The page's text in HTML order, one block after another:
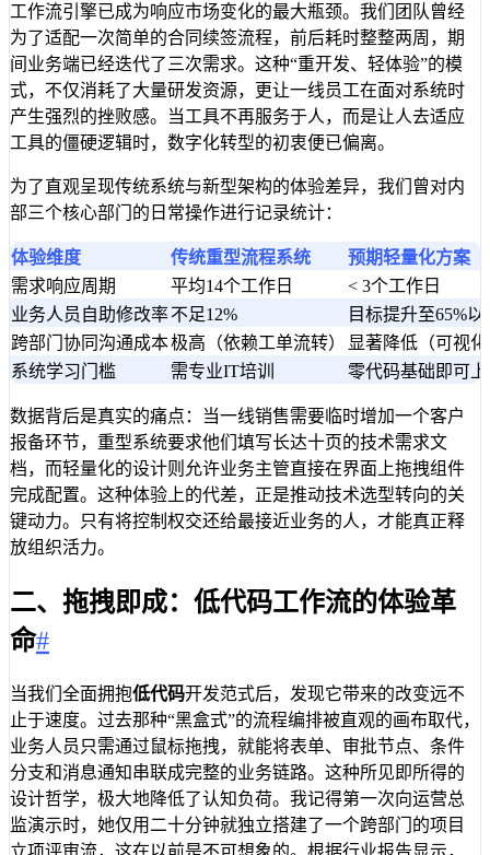
工作流引擎已成为响应市场变化的最大瓶颈。我们团队曾经
为了适配一次简单的合同续签流程，前后耗时整整两周，期
间业务端已经迭代了三次需求。这种“重开发、轻体验”的模
式，不仅消耗了大量研发资源，更让一线员工在面对系统时
产生强烈的挫败感。当工具不再服务于人，而是让人去适应
工具的僵硬逻辑时，数字化转型的初衷便已偏离。
为了直观呈现传统系统与新型架构的体验差异，我们曾对内
部三个核心部门的日常操作进行记录统计：
体验维度 传统重型流程系统
预期轻量化方案
需求响应周期
平均14个工作日
< 3个工作日
业务人员自助修改率不足12%
目标提升至65%以
跨部门协同沟通成本极高（依赖工单流转）
显著降低（可视
系统学习门槛
需专业IT培训 零代码基础即可
数据背后是真实的痛点：当一线销售需要临时增加一个客户
报备环节，重型系统要求他们填写长达十页的技术需求文
档，而轻量化的设计则允许业务主管直接在界面上拖拽组件
完成配置。这种体验上的代差，正是推动技术选型转向的关
键动力。只有将控制权交还给最接近业务的人，才能真正释
放组织活力。
二、拖拽即成：低代码工作流的体验革
命#
当我们全面拥抱低代码开发范式后，发现它带来的改变远不
止于速度。过去那种“黑盒式”的流程编排被直观的画布取代，
业务人员只需通过鼠标拖拽，就能将表单、审批节点、条件
分支和消息通知串联成完整的业务链路。这种所见即所得的
设计哲学，极大地降低了认知负荷。我记得第一次向运营总
监演示时，她仅用二十分钟就独立搭建了一个跨部门的项目
立项评审流，这在以前是不可想象的。根据行业报告显示，